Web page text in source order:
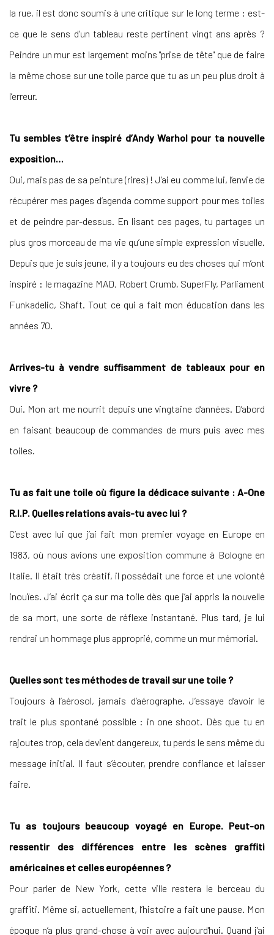
la rue, il est donc soumis à une critique sur le long terme : est-
ce que le sens d’un tableau reste pertinent vingt ans après ?
Peindre un mur est largement moins "prise de tête" que de faire
la même chose sur une toile parce que tu as un peu plus droit à
l’erreur.
Tu sembles t’être inspiré d’Andy Warhol pour ta nouvelle
exposition…
Oui, mais pas de sa peinture (rires) ! J’ai eu comme lui, l’envie de
récupérer mes pages d’agenda comme support pour mes toiles
et de peindre par-dessus. En lisant ces pages, tu partages un
plus gros morceau de ma vie qu’une simple expression visuelle.
Depuis que je suis jeune, il y a toujours eu des choses qui m’ont
inspiré : le magazine MAD, Robert Crumb, SuperFly, Parliament
Funkadelic, Shaft. Tout ce qui a fait mon éducation dans les
années 70.
Arrives-tu à vendre suffisamment de tableaux pour en
vivre ?
Oui. Mon art me nourrit depuis une vingtaine d’années. D’abord
en faisant beaucoup de commandes de murs puis avec mes
toiles.
Tu as fait une toile où figure la dédicace suivante : A-One
R.I.P. Quelles relations avais-tu avec lui ?
C’est avec lui que j’ai fait mon premier voyage en Europe en
1983, où nous avions une exposition commune à Bologne en
Italie. Il était très créatif, il possédait une force et une volonté
inouïes. J’ai écrit ça sur ma toile dès que j’ai appris la nouvelle
de sa mort, une sorte de réflexe instantané. Plus tard, je lui
rendrai un hommage plus approprié, comme un mur mémorial.
Quelles sont tes méthodes de travail sur une toile ?
Toujours à l’aérosol, jamais d’aérographe. J’essaye d’avoir le
trait le plus spontané possible : in one shoot. Dès que tu en
rajoutes trop, cela devient dangereux, tu perds le sens même du
message initial. Il faut s’écouter, prendre confiance et laisser
faire.
Tu as toujours beaucoup voyagé en Europe. Peut-on
ressentir des différences entre les scènes graffiti
américaines et celles européennes ?
Pour parler de New York, cette ville restera le berceau du
graffiti. Même si, actuellement, l’histoire a fait une pause. Mon
époque n’a plus grand-chose à voir avec aujourd'hui. Quand j’ai